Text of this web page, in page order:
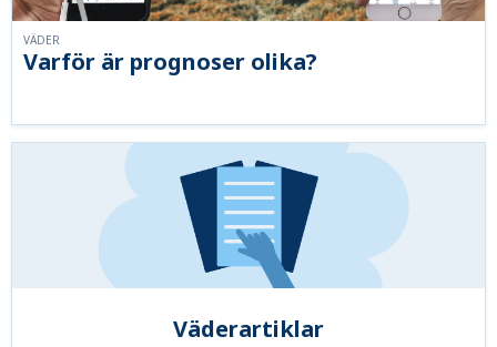
Varför är prognoser olika?
VÄDER
Väderartiklar